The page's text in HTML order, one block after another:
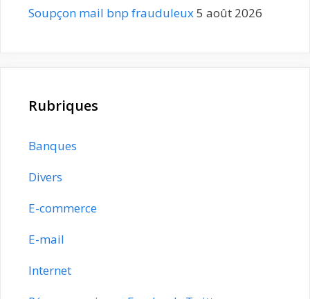
Soupçon mail bnp frauduleux5 août 2026
Rubriques
Banques
Divers
E-commerce
E-mail
Internet